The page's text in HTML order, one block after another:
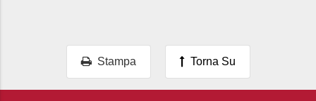
Stampa Torna Su